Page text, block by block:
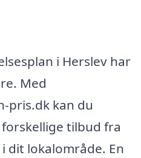
i Herslev har
Med
pris.dk kan du
tilbud fra
dit lokalområde. En